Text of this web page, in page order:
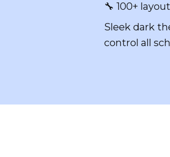
🔧 100+
Sleek dark
control all